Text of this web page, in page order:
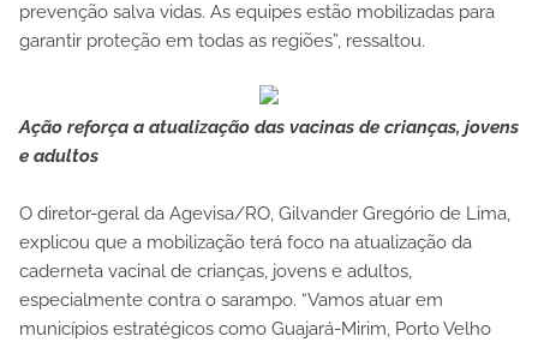
prevenção salva vidas. As equipes estão mobilizadas para
garantir proteção em todas as regiões”, ressaltou.
Ação reforça a atualização das vacinas de crianças, jovens
e adultos
O diretor-geral da Agevisa/RO, Gilvander Gregório de Lima,
explicou que a mobilização terá foco na atualização da
caderneta vacinal de crianças, jovens e adultos,
especialmente contra o sarampo. “Vamos atuar em
municípios estratégicos como Guajará-Mirim, Porto Velho